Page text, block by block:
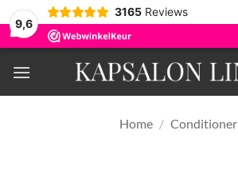
9,6
3165 Reviews
naar
inhoud
Home / Conditioner